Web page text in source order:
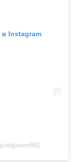
Instagram